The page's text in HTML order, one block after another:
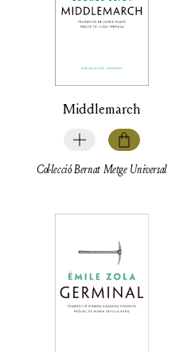
Middlemarch
Col·lecció Bernat Metge Universal